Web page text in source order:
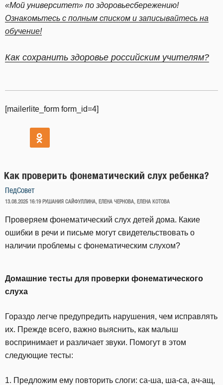
«Мой университет» по здоровьесбережению!
Ознакомьтесь с полным списком и записывайтесь на
обучение!
Как сохранить здоровье российским учителям?
[mailerlite_form form_id=4]
Как проверить фонематический слух ребенка?
ПедСовет
ОПУБЛИКОВАНО
13.08.2025 16:19 РУШАНИЯ САЙФУЛЛИНА, ЕЛЕНА ЧЕРНОВА, ЕЛЕНА КОТОВА
Проверяем фонематический слух детей дома. Какие
ошибки в речи и письме могут свидетельствовать о
наличии проблемы с фонематическим слухом?
Домашние тесты для проверки фонематического
слуха
Гораздо легче предупредить нарушения, чем исправлять
их. Прежде всего, важно выяснить, как малыш
воспринимает и различает звуки. Помогут в этом
следующие тесты:
1. Предложим ему повторить слоги: са-ша, ша-са, ач-ащ,